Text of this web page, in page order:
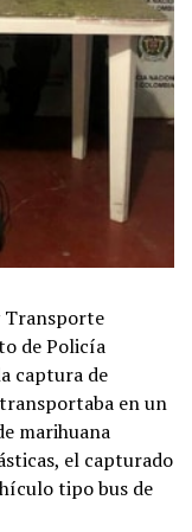
Transporte
de Policía
captura de
en un
marihuana
el capturado
tipo bus de